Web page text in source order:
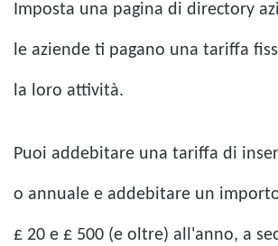
Imposta una pagina di directory
le aziende ti pagano una tariffa
la loro attività.
Puoi addebitare una tariffa di
o annuale e addebitare un
£ 20 e £ 500 (e oltre) all'anno, a